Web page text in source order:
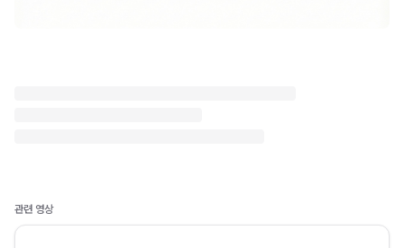
관련 영상